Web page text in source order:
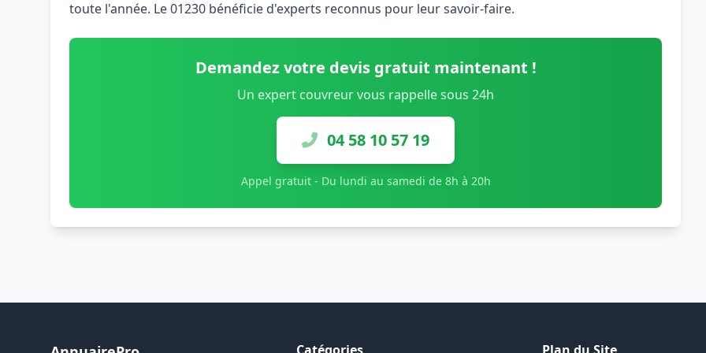
toute l'année. Le 01230 bénéficie d'experts reconnus pour leur savoir-faire.
Demandez votre devis gratuit maintenant !
Un expert couvreur vous rappelle sous 24h
04 58 10 57 19
Appel gratuit - Du lundi au samedi de 8h à 20h